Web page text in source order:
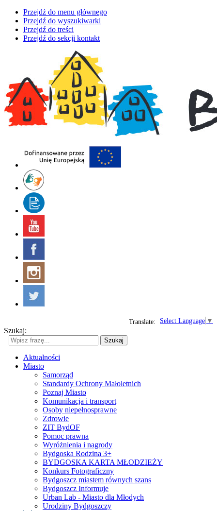
Przejdź do menu głównego
Przejdź do wyszukiwarki
Przejdź do treści
Przejdź do sekcji kontakt
Select Language ▼
Translate:
Szukaj:
Szukaj
Aktualności
Miasto
Samorząd
Standardy Ochrony Małoletnich
Poznaj Miasto
Komunikacja i transport
Osoby niepełnosprawne
Zdrowie
ZIT BydOF
Pomoc prawna
Wyróżnienia i nagrody
Bydgoska Rodzina 3+
BYDGOSKA KARTA MŁODZIEŻY
Konkurs Fotograficzny
Bydgoszcz miastem równych szans
Bydgoszcz Informuje
Urban Lab - Miasto dla Młodych
Urodziny Bydgoszczy